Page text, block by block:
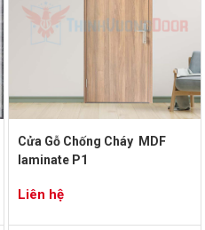
Cửa Gỗ Chống Cháy MDF
laminate P1
Liên hệ